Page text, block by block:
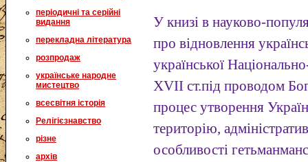
періодичні та серійні
видання
перекладна література
розпродаж
українське народне
мистецтво
всесвітня історія
Релігієзнавство
різне
архів
У книзі в науково-
про відновлення
української
XVII ст.під проводом
процес утворення
територію,
особливості